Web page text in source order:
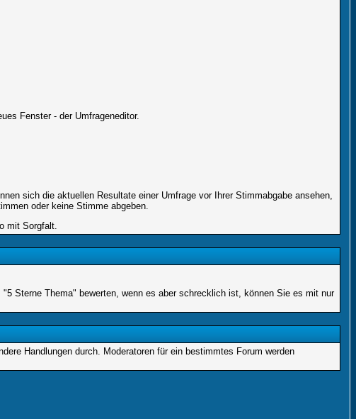
Fenster - der Umfrageneditor.
sich die aktuellen Resultate einer Umfrage vor Ihrer Stimmabgabe ansehen,
oder keine Stimme abgeben.
mit Sorgfalt.
Sterne Thema" bewerten, wenn es aber schrecklich ist, können Sie es mit nur
Handlungen durch. Moderatoren für ein bestimmtes Forum werden